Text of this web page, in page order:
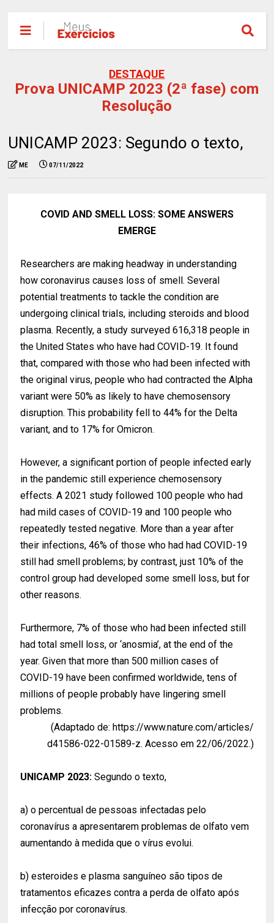
DESTAQUE
Prova UNICAMP 2023 (2ª fase) com
Resolução
UNICAMP 2023: Segundo o texto,
ME 07/11/2022
COVID AND SMELL LOSS: SOME ANSWERS
EMERGE
Researchers are making headway in understanding
how coronavirus causes loss of smell. Several
potential treatments to tackle the condition are
undergoing clinical trials, including steroids and blood
plasma. Recently, a study surveyed 616,318 people in
the United States who have had COVID-19. It found
that, compared with those who had been infected with
the original virus, people who had contracted the Alpha
variant were 50% as likely to have chemosensory
disruption. This probability fell to 44% for the Delta
variant, and to 17% for Omicron.
However, a significant portion of people infected early
in the pandemic still experience chemosensory
effects. A 2021 study followed 100 people who had
had mild cases of COVID-19 and 100 people who
repeatedly tested negative. More than a year after
their infections, 46% of those who had had COVID-19
still had smell problems; by contrast, just 10% of the
control group had developed some smell loss, but for
other reasons.
Furthermore, 7% of those who had been infected still
had total smell loss, or ‘anosmia’, at the end of the
year. Given that more than 500 million cases of
COVID-19 have been confirmed worldwide, tens of
millions of people probably have lingering smell
problems.
(Adaptado de: https://www.nature.com/articles/
d41586-022-01589-z. Acesso em 22/06/2022.)
UNICAMP 2023:Segundo o texto,
a) o percentual de pessoas infectadas pelo
coronavírus a apresentarem problemas de olfato vem
aumentando à medida que o vírus evolui.
b) esteroides e plasma sanguíneo são tipos de
tratamentos eficazes contra a perda de olfato após
infecção por coronavírus.